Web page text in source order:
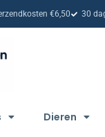
€6,50 30
Dieren